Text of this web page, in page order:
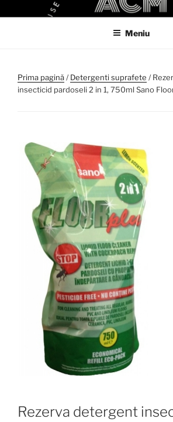
la
ACM
ACM VIRTUAL SHOP
Meniu
Prima pagină/Detergenti suprafete /
insecticid pardoseli 2 in 1, 750ml Sano
Rezerva detergent